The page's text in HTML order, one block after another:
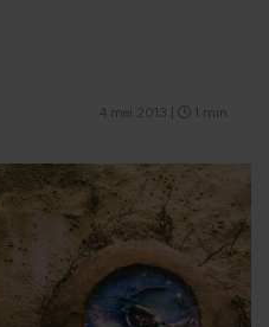
4 mei 2013 1 min